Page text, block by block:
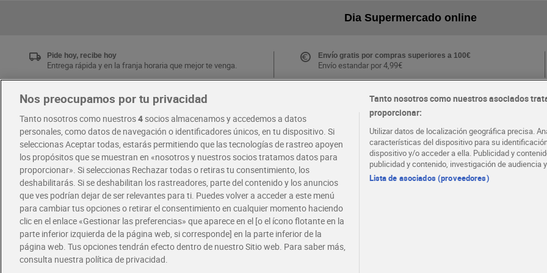
Dia Supermercado online
Pide hoy, recibe hoy
Entrega rápida y en la franja horaria que mejor te venga.
Envío gratis por compras superiores a 100€
Envío estandar por 4,99€
Disfruta las ventajas y ofertas exclusivas.
Descárgate la APP Dia
Folletos y Tiendas
cercana
RECETAS · COMER MEJOR CADA DIA · EMPLEO
Política de privacidad Política de cookies
Nos preocupamos por tu privacidad
Tanto nosotros como nuestros4socios almacenamos y accedemos a datos
personales, como datos de navegación o identificadores únicos, en tu dispositivo. Si
seleccionas Aceptar todas, estarás permitiendo que las tecnologías de rastreo apoyen
los propósitos que se muestran en «nosotros y nuestros socios tratamos datos para
proporcionar». Si seleccionas Rechazar todas o retiras tu consentimiento, los
deshabilitarás. Si se deshabilitan los rastreadores, parte del contenido y los anuncios
que ves podrían dejar de ser relevantes para ti. Puedes volver a acceder a este menú
para cambiar tus opciones o retirar el consentimiento en cualquier momento haciendo
clic en el enlace «Gestionar las preferencias» que aparece en el [o el ícono flotante en la
parte inferior izquierda de la página web, si corresponde] en la parte inferior de la
página web. Tus opciones tendrán efecto dentro de nuestro Sitio web. Para saber más,
consulta nuestra política de privacidad.
Tanto nosotros como nuestros asociados
proporcionar:
Utilizar datos de localización geográfica precisa.
características del dispositivo para su
dispositivo y/o acceder a ella. Publicidad y
publicidad y contenido, investigación de audiencia
Lista de asociados (proveedores)